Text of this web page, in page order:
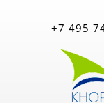
+7 495